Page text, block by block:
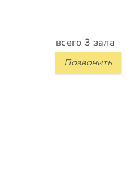
всего 3 зала
Позвонить